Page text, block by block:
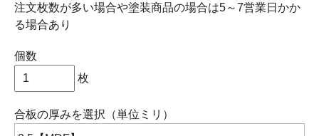
注文枚数が多い場合や塗装商品の場合は5～7営業日かか
る場合あり
個数
枚
合板の厚みを選択（単位ミリ）